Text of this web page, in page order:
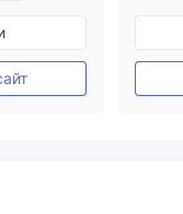
MT4